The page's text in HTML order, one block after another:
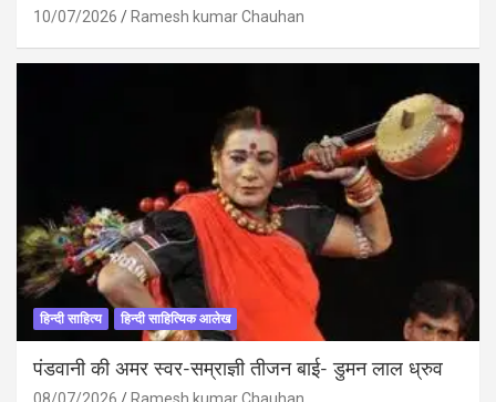
10/07/2026 Ramesh kumar Chauhan
हिन्दी साहित्य हिन्दी साहित्यिक आलेख
पंडवानी की अमर स्वर-सम्राज्ञी तीजन बाई- डुमन लाल ध्रुव